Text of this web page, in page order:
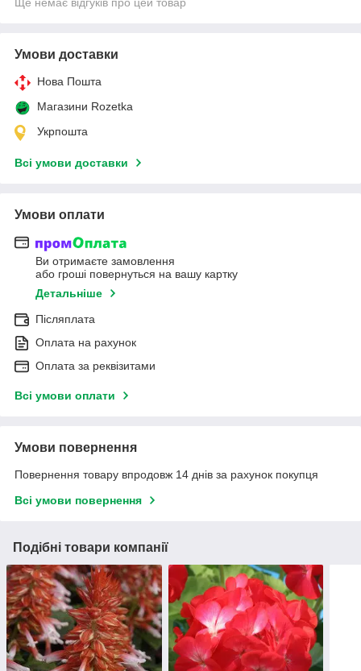
Умови доставки
Нова Пошта
Магазини Rozetka
Укрпошта
Всі умови доставки
Умови оплати
Ви отримаєте замовлення
або гроші повернуться на вашу картку
Детальніше
Післяплата
Оплата на рахунок
Оплата за реквізитами
Всі умови оплати
Умови повернення
Повернення товару впродовж 14 днів за рахунок покупця
Всі умови повернення
Подібні товари компанії